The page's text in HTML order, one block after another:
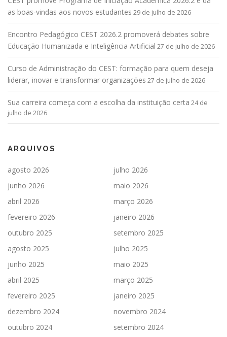
as boas-vindas aos novos estudantes 29 de julho de 2026
Encontro Pedagógico CEST 2026.2 promoverá debates sobre
Educação Humanizada e Inteligência Artificial 27 de julho de 2026
Curso de Administração do CEST: formação para quem deseja
liderar, inovar e transformar organizações 27 de julho de 2026
Sua carreira começa com a escolha da instituição certa 24 de
julho de 2026
ARQUIVOS
agosto 2026
julho 2026
junho 2026
maio 2026
abril 2026
março 2026
fevereiro 2026
janeiro 2026
outubro 2025
setembro 2025
agosto 2025
julho 2025
junho 2025
maio 2025
abril 2025
março 2025
fevereiro 2025
janeiro 2025
dezembro 2024
novembro 2024
outubro 2024
setembro 2024